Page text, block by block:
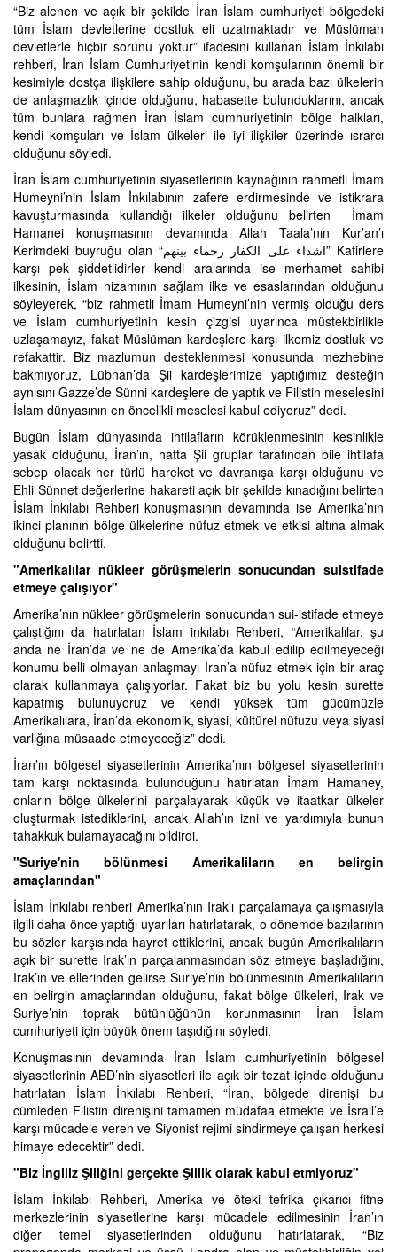
“Biz alenen ve açık bir şekilde İran İslam cumhuriyeti bölgedeki
tüm İslam devletlerine dostluk eli uzatmaktadır ve Müslüman
devletlerle hiçbir sorunu yoktur” ifadesini kullanan İslam İnkılabı
rehberi, İran İslam Cumhuriyetinin kendi komşularının önemli bir
kesimiyle dostça ilişkilere sahip olduğunu, bu arada bazı ülkelerin
de anlaşmazlık içinde olduğunu, habasette bulunduklarını, ancak
tüm bunlara rağmen İran İslam cumhuriyetinin bölge halkları,
kendi komşuları ve İslam ülkeleri ile iyi ilişkiler üzerinde ısrarcı
olduğunu söyledi.
İran İslam cumhuriyetinin siyasetlerinin kaynağının rahmetli İmam
Humeyni’nin İslam İnkılabının zafere erdirmesinde ve istikrara
kavuşturmasında kullandığı ilkeler olduğunu belirten İmam
Hamanei konuşmasının devamında Allah Taala’nın Kur’an’ı
Kerimdeki buyruğu olan “اشداء علی الکفار رحماء بینهم” Kafirlere
karşı pek şiddetlidirler kendi aralarında ise merhamet sahibi
ilkesinin, İslam nizamının sağlam ilke ve esaslarından olduğunu
söyleyerek, “biz rahmetli İmam Humeyni’nin vermiş olduğu ders
ve İslam cumhuriyetinin kesin çizgisi uyarınca müstekbirlikle
uzlaşamayız, fakat Müslüman kardeşlere karşı ilkemiz dostluk ve
refakattir. Biz mazlumun desteklenmesi konusunda mezhebine
bakmıyoruz, Lübnan’da Şii kardeşlerimize yaptığımız desteğin
aynısını Gazze’de Sünni kardeşlere de yaptık ve Filistin meselesini
İslam dünyasının en öncelikli meselesi kabul ediyoruz” dedi.
Bugün İslam dünyasında ihtilafların körüklenmesinin kesinlikle
yasak olduğunu, İran’ın, hatta Şii gruplar tarafından bile ihtilafa
sebep olacak her türlü hareket ve davranışa karşı olduğunu ve
Ehli Sünnet değerlerine hakareti açık bir şekilde kınadığını belirten
İslam İnkılabı Rehberi konuşmasının devamında ise Amerika’nın
ikinci planının bölge ülkelerine nüfuz etmek ve etkisi altına almak
olduğunu belirtti.
"Amerikalılar nükleer görüşmelerin sonucundan suistifade
etmeye çalışıyor"
Amerika’nın nükleer görüşmelerin sonucundan sui-istifade etmeye
çalıştığını da hatırlatan İslam inkılabı Rehberi, “Amerikalılar, şu
anda ne İran’da ve ne de Amerika’da kabul edilip edilmeyeceği
konumu belli olmayan anlaşmayı İran’a nüfuz etmek için bir araç
olarak kullanmaya çalışıyorlar. Fakat biz bu yolu kesin surette
kapatmış bulunuyoruz ve kendi yüksek tüm gücümüzle
Amerikalılara, İran’da ekonomik, siyasi, kültürel nüfuzu veya siyasi
varlığına müsaade etmeyeceğiz” dedi.
İran’ın bölgesel siyasetlerinin Amerika’nın bölgesel siyasetlerinin
tam karşı noktasında bulunduğunu hatırlatan İmam Hamaney,
onların bölge ülkelerini parçalayarak küçük ve itaatkar ülkeler
oluşturmak istediklerini, ancak Allah’ın izni ve yardımıyla bunun
tahakkuk bulamayacağını bildirdi.
"Suriye'nin bölünmesi Amerikaliların en belirgin
amaçlarından"
İslam İnkılabı rehberi Amerika’nın Irak’ı parçalamaya çalışmasıyla
ilgili daha önce yaptığı uyarıları hatırlatarak, o dönemde bazılarının
bu sözler karşısında hayret ettiklerini, ancak bugün Amerikalıların
açık bir surette Irak’ın parçalanmasından söz etmeye başladığını,
Irak’ın ve ellerinden gelirse Suriye’nin bölünmesinin Amerikalıların
en belirgin amaçlarından olduğunu, fakat bölge ülkeleri, Irak ve
Suriye’nin toprak bütünlüğünün korunmasının İran İslam
cumhuriyeti için büyük önem taşıdığını söyledi.
Konuşmasının devamında İran İslam cumhuriyetinin bölgesel
siyasetlerinin ABD’nin siyasetleri ile açık bir tezat içinde olduğunu
hatırlatan İslam İnkılabı Rehberi, “İran, bölgede direnişi bu
cümleden Filistin direnişini tamamen müdafaa etmekte ve İsrail’e
karşı mücadele veren ve Siyonist rejimi sindirmeye çalışan herkesi
himaye edecektir” dedi.
"Biz İngiliz Şiilğini gerçekte Şiilik olarak kabul etmiyoruz"
İslam İnkılabı Rehberi, Amerika ve öteki tefrika çıkarıcı fitne
merkezlerinin siyasetlerine karşı mücadele edilmesinin İran’ın
diğer temel siyasetlerinden olduğunu hatırlatarak, “Biz